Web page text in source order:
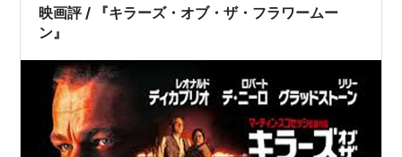
映画評 / 『キラーズ・オブ・ザ・フラワームー
ン』